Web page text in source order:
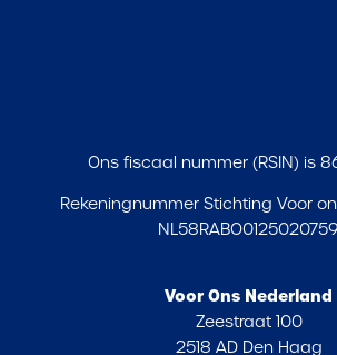
Ons fiscaal nummer (RSIN) is
Rekeningnummer Stichting Voor
NL58RABO0125020759
Voor Ons Nederland
Zeestraat 100
2518 AD Den Haag